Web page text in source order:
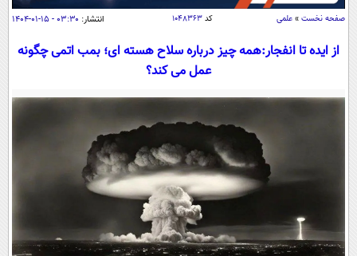
اقتصاد
اقتصادی
خودرو
جامعه
اجتماعی
حوادث
یک برش دانایی
محیط زیست
سفر و تفریح
ورزشی
بین الملل
سیاست خارجی
فرهنگ و هنر
علم و دانش
فناوری و It
علمی
اخبار کریپتو
قرآن
گوناگون
سرگرمی
فیلم
صفحه نخست » علمی کد ۱۰۴۸۳۶۳ انتشار: ۰۳:۳۰ - ۱۵-۰۱-۱۴۰۴
از ایده تا انفجار:همه چیز درباره سلاح هسته ای؛ بمب اتمی چگونه
عمل می کند؟